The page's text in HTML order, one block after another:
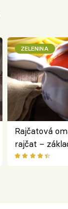
ZELENINA
Rajčatová
rajčat –